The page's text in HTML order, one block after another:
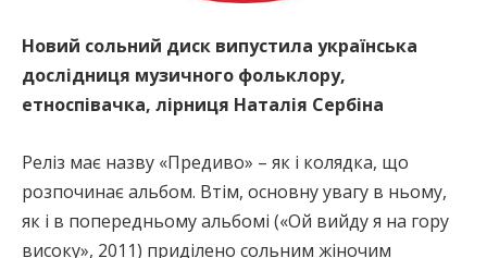
Новий сольний диск випустила українська
дослідниця музичного фольклору,
етноспівачка, лірниця Наталія Сербіна
Реліз має назву «Предиво» – як і колядка, що
розпочинає альбом. Втім, основну увагу в ньому,
як і в попередньому альбомі («Ой вийду я на гору
високу», 2011) приділено сольним жіночим